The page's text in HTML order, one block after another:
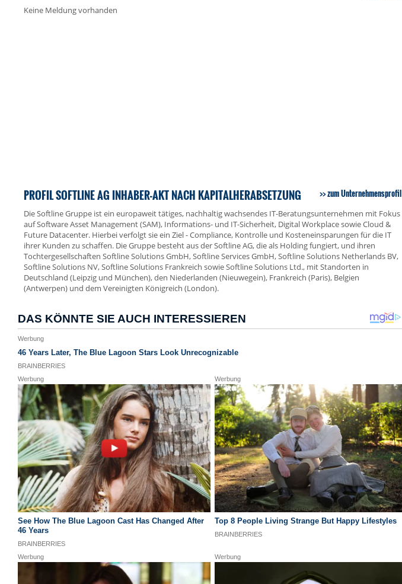
Keine Meldung vorhanden
PROFIL SOFTLINE AG INHABER-AKT NACH KAPITALHERABSETZUNG zum Unternehmensprofil
Die Softline Gruppe ist ein europaweit tätiges, nachhaltig wachsendes IT-Beratungsunternehmen mit Fokus
auf Software Asset Management (SAM), Informations- und IT-Sicherheit, Digital Workplace sowie Cloud &
Future Datacenter. Hierbei verfolgt sie ein Ziel - Compliance, Kontrolle und Kosteneinsparungen für die IT
ihrer Kunden zu schaffen. Die Gruppe besteht aus der Softline AG, die als Holding fungiert, und ihren
Tochtergesellschaften Softline Solutions GmbH, Softline Services GmbH, Softline Solutions Netherlands BV,
Softline Solutions NV, Softline Solutions Frankreich sowie Softline Solutions Ltd., mit Standorten in
Deutschland (Leipzig und München), den Niederlanden (Nieuwegein), Frankreich (Paris), Belgien
(Antwerpen) und dem Vereinigten Königreich (London).